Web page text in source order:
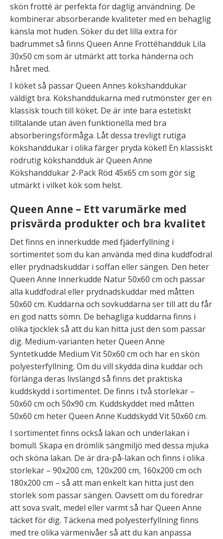
skön frotté är perfekta för daglig användning. De
kombinerar absorberande kvaliteter med en behaglig
känsla mot huden. Söker du det lilla extra för
badrummet så finns Queen Anne Frottéhandduk Lila
30x50 cm som är utmärkt att torka händerna och
håret med.
I köket så passar Queen Annes kökshanddukar
väldigt bra. Kökshanddukarna med rutmönster ger en
klassisk touch till köket. De är inte bara estetiskt
tilltalande utan även funktionella med bra
absorberingsförmåga. Låt dessa trevligt rutiga
kökshanddukar i olika färger pryda köket! En klassiskt
rödrutig kökshandduk är Queen Anne
Kökshanddukar 2-Pack Röd 45x65 cm som gör sig
utmärkt i vilket kök som helst.
Queen Anne – Ett varumärke med
prisvärda produkter och bra kvalitet
Det finns en innerkudde med fjäderfyllning i
sortimentet som du kan använda med dina kuddfodral
eller prydnadskuddar i soffan eller sängen. Den heter
Queen Anne Innerkudde Natur 50x60 cm och passar
alla kuddfodral eller prydnadskuddar med måtten
50x60 cm. Kuddarna och sovkuddarna ser till att du får
en god natts sömn. De behagliga kuddarna finns i
olika tjocklek så att du kan hitta just den som passar
dig. Medium-varianten heter Queen Anne
Syntetkudde Medium Vit 50x60 cm och har en skön
polyesterfyllning. Om du vill skydda dina kuddar och
förlänga deras livslängd så finns det praktiska
kuddskydd i sortimentet. De finns i två storlekar –
50x60 cm och 50x90 cm. Kuddskyddet med måtten
50x60 cm heter Queen Anne Kuddskydd Vit 50x60 cm.
I sortimentet finns också lakan och underlakan i
bomull. Skapa en drömlik sängmiljö med dessa mjuka
och sköna lakan. De är dra-på-lakan och finns i olika
storlekar – 90x200 cm, 120x200 cm, 160x200 cm och
180x200 cm – så att man enkelt kan hitta just den
storlek som passar sängen. Oavsett om du föredrar
att sova svalt, medel eller varmt så har Queen Anne
täcket för dig. Täckena med polyesterfyllning finns
med tre olika värmenivåer så att du kan anpassa